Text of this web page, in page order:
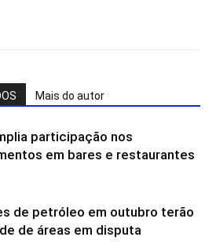
Mais do autor
participação nos
em bares e restaurantes
de petróleo em outubro terão
de áreas em disputa